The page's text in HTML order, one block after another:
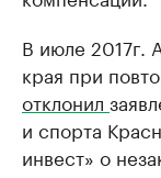
В июле 2017г.
края при
отклонил
и спорта
инвест» о